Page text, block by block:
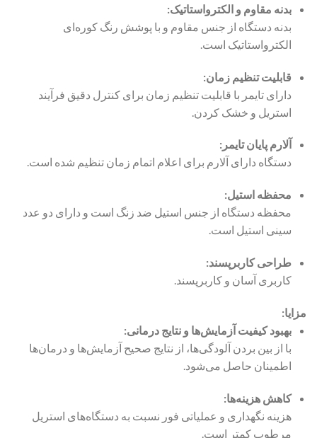
بدنه مقاوم و الکترواستاتیک:
بدنه دستگاه از جنس مقاوم و با پوشش رنگ کوره‌ای
الکترواستاتیک است.
قابلیت تنظیم زمان:
دارای تایمر با قابلیت تنظیم زمان برای کنترل دقیق فرآیند
استریل و خشک کردن.
آلارم پایان تایمر:
دستگاه دارای آلارم برای اعلام اتمام زمان تنظیم شده است.
محفظه استیل:
محفظه دستگاه از جنس استیل ضد زنگ است و دارای دو عدد
سینی استیل است.
طراحی کاربرپسند:
کاربری آسان و کاربرپسند.
مزایا:
بهبود کیفیت آزمایش‌ها و نتایج درمانی:
با از بین بردن آلودگی‌ها، از نتایج صحیح آزمایش‌ها و درمان‌ها
اطمینان حاصل می‌شود.
کاهش هزینه‌ها:
هزینه نگهداری و عملیاتی فور نسبت به دستگاه‌های استریل
مرطوب کمتر است.